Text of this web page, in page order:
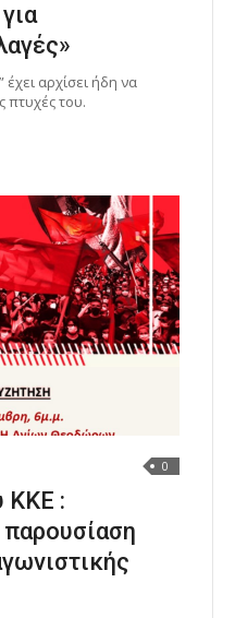
έχει αρχίσει ήδη να
πτυχές του.
0
ΚΚΕ :